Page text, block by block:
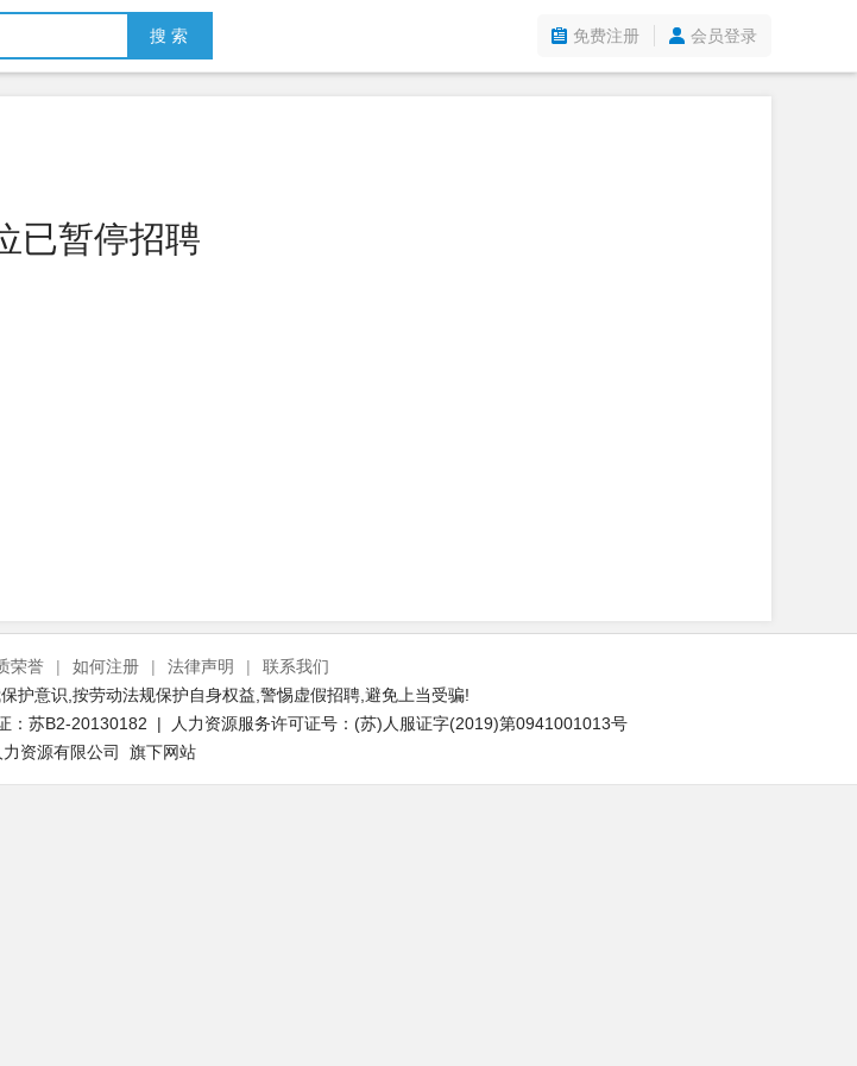
搜 索 免费注册 会员登录
已暂停招聘
荣誉 | 如何注册 | 法律声明 |
联系我们
护意识,按劳动法规保护自身权益,警惕虚假招聘,避免上当受骗!
：苏B2-20130182 | 人力资源服务许可证号：(苏)人服证字(2019)第0941001013号
力资源有限公司 旗下网站